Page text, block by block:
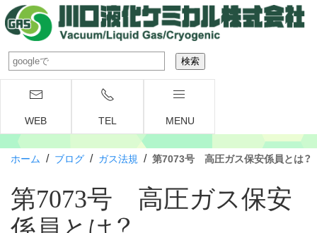
WEB TEL MENU
ホーム / ブログ / ガス法規 / 第7073号 高圧ガス保安係員とは？
第7073号 高圧ガス保安